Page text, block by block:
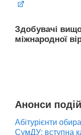
Здобувачі
міжнародної
Анонси подій
Абітурієнти
СумДУ: вступна